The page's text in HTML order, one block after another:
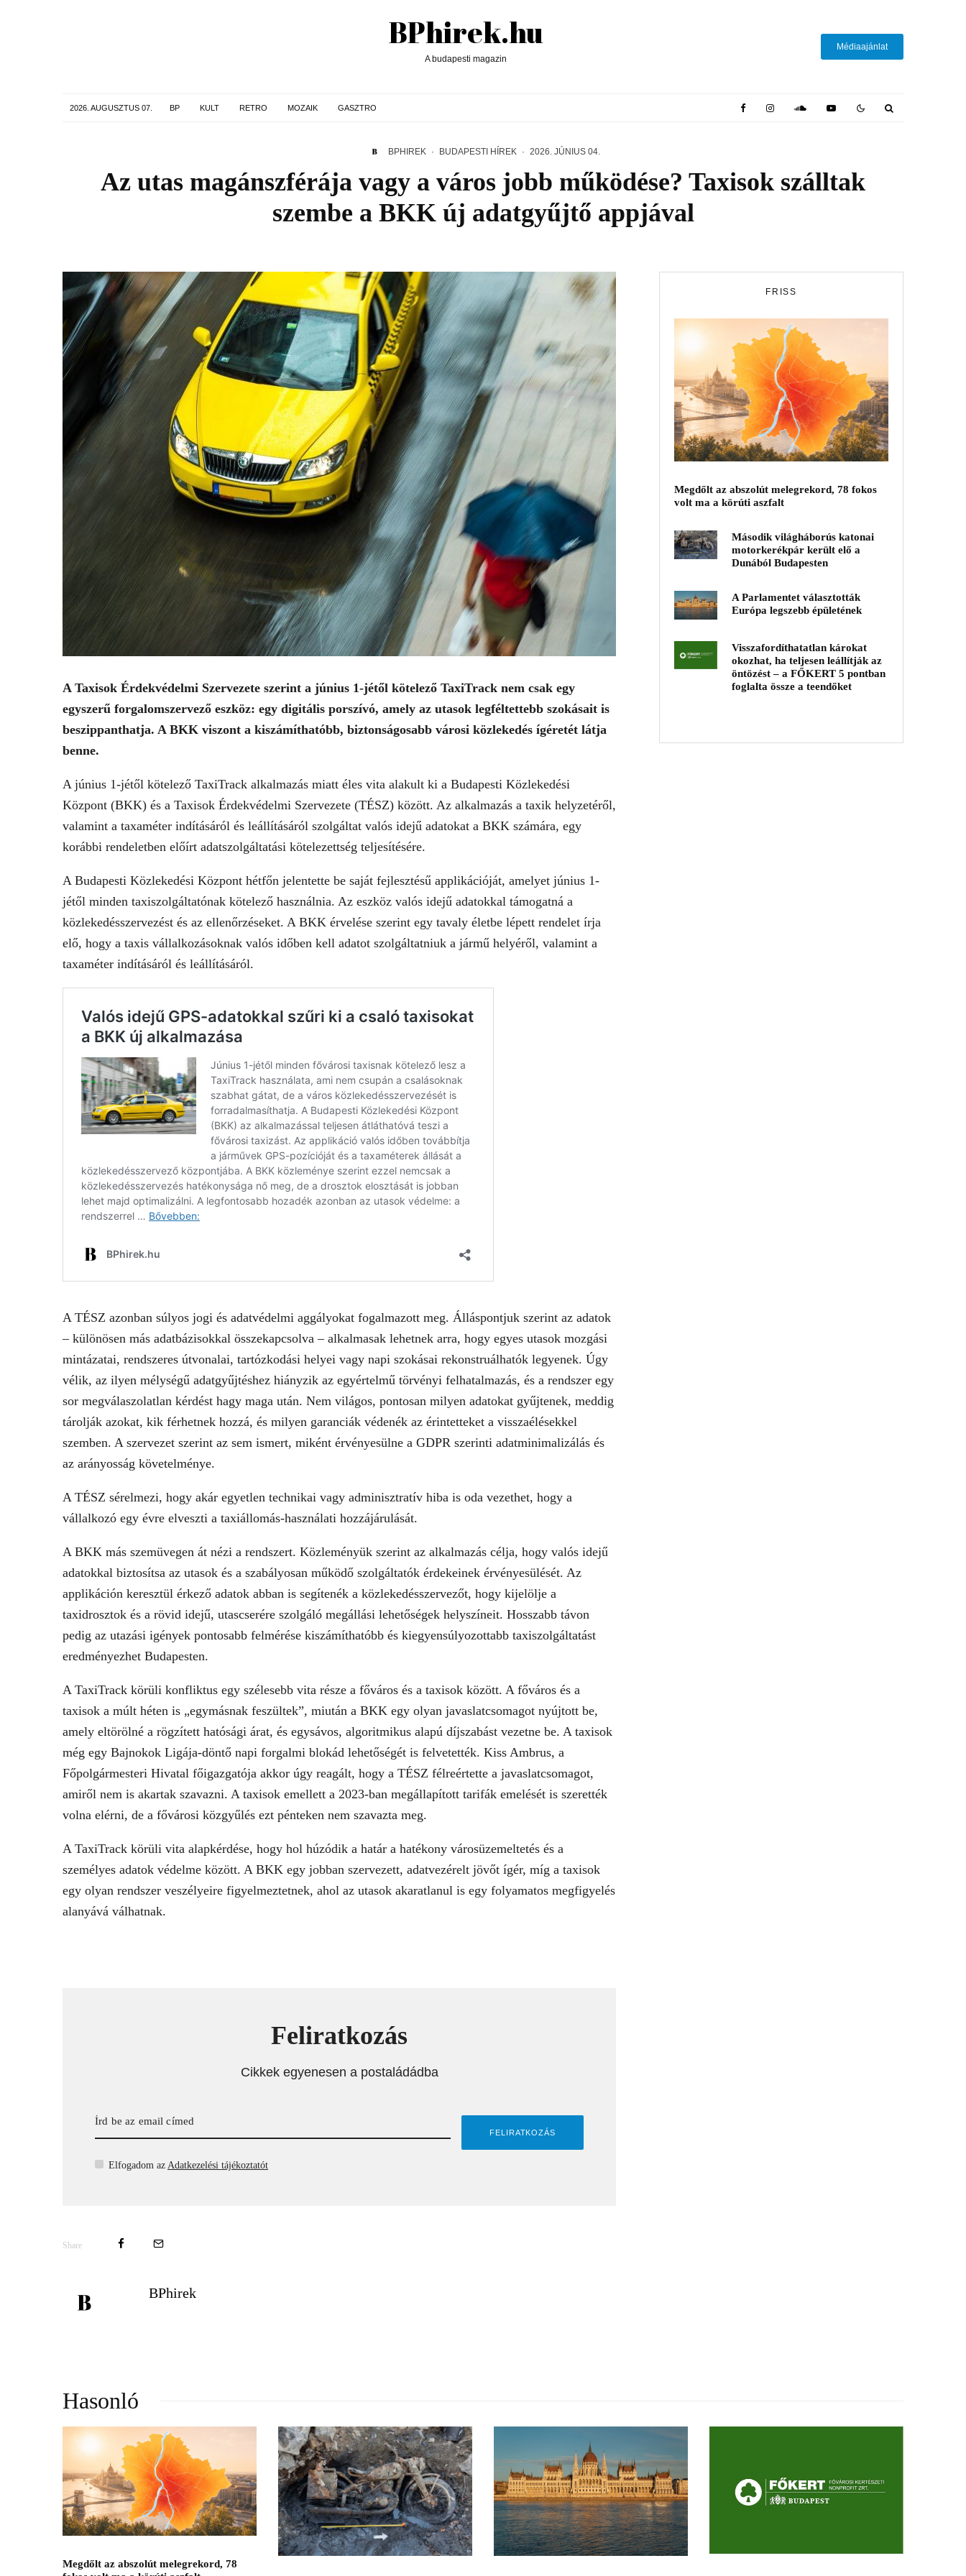
BPhirek.hu
A budapesti magazin
Médiaajánlat
2026. AUGUSZTUS 07. BP KULT RETRO MOZAIK GASZTRO
BPHIREK · BUDAPESTI HÍREK · 2026. JÚNIUS 04.
Az utas magánszférája vagy a város jobb működése? Taxisok szálltak
szembe a BKK új adatgyűjtő appjával
A Taxisok Érdekvédelmi Szervezete szerint a június 1-jétől kötelező TaxiTrack nem csak egy
egyszerű forgalomszervező eszköz: egy digitális porszívó, amely az utasok legféltettebb szokásait is
beszippanthatja. A BKK viszont a kiszámíthatóbb, biztonságosabb városi közlekedés ígéretét látja
benne.
A június 1-jétől kötelező TaxiTrack alkalmazás miatt éles vita alakult ki a Budapesti Közlekedési
Központ (BKK) és a Taxisok Érdekvédelmi Szervezete (TÉSZ) között. Az alkalmazás a taxik helyzetéről,
valamint a taxaméter indításáról és leállításáról szolgáltat valós idejű adatokat a BKK számára, egy
korábbi rendeletben előírt adatszolgáltatási kötelezettség teljesítésére.
A Budapesti Közlekedési Központ hétfőn jelentette be saját fejlesztésű applikációját, amelyet június 1-
jétől minden taxiszolgáltatónak kötelező használnia. Az eszköz valós idejű adatokkal támogatná a
közlekedésszervezést és az ellenőrzéseket. A BKK érvelése szerint egy tavaly életbe lépett rendelet írja
elő, hogy a taxis vállalkozásoknak valós időben kell adatot szolgáltatniuk a jármű helyéről, valamint a
taxaméter indításáról és leállításáról.
A TÉSZ azonban súlyos jogi és adatvédelmi aggályokat fogalmazott meg. Álláspontjuk szerint az adatok
– különösen más adatbázisokkal összekapcsolva – alkalmasak lehetnek arra, hogy egyes utasok mozgási
mintázatai, rendszeres útvonalai, tartózkodási helyei vagy napi szokásai rekonstruálhatók legyenek. Úgy
vélik, az ilyen mélységű adatgyűjtéshez hiányzik az egyértelmű törvényi felhatalmazás, és a rendszer egy
sor megválaszolatlan kérdést hagy maga után. Nem világos, pontosan milyen adatokat gyűjtenek, meddig
tárolják azokat, kik férhetnek hozzá, és milyen garanciák védenék az érintetteket a visszaélésekkel
szemben. A szervezet szerint az sem ismert, miként érvényesülne a GDPR szerinti adatminimalizálás és
az arányosság követelménye.
A TÉSZ sérelmezi, hogy akár egyetlen technikai vagy adminisztratív hiba is oda vezethet, hogy a
vállalkozó egy évre elveszti a taxiállomás-használati hozzájárulását.
A BKK más szemüvegen át nézi a rendszert. Közleményük szerint az alkalmazás célja, hogy valós idejű
adatokkal biztosítsa az utasok és a szabályosan működő szolgáltatók érdekeinek érvényesülését. Az
applikáción keresztül érkező adatok abban is segítenék a közlekedésszervezőt, hogy kijelölje a
taxidrosztok és a rövid idejű, utascserére szolgáló megállási lehetőségek helyszíneit. Hosszabb távon
pedig az utazási igények pontosabb felmérése kiszámíthatóbb és kiegyensúlyozottabb taxiszolgáltatást
eredményezhet Budapesten.
A TaxiTrack körüli konfliktus egy szélesebb vita része a főváros és a taxisok között. A főváros és a
taxisok a múlt héten is „egymásnak feszültek”, miután a BKK egy olyan javaslatcsomagot nyújtott be,
amely eltörölné a rögzített hatósági árat, és egysávos, algoritmikus alapú díjszabást vezetne be. A taxisok
még egy Bajnokok Ligája-döntő napi forgalmi blokád lehetőségét is felvetették. Kiss Ambrus, a
Főpolgármesteri Hivatal főigazgatója akkor úgy reagált, hogy a TÉSZ félreértette a javaslatcsomagot,
amiről nem is akartak szavazni. A taxisok emellett a 2023-ban megállapított tarifák emelését is szerették
volna elérni, de a fővárosi közgyűlés ezt pénteken nem szavazta meg.
A TaxiTrack körüli vita alapkérdése, hogy hol húzódik a határ a hatékony városüzemeltetés és a
személyes adatok védelme között. A BKK egy jobban szervezett, adatvezérelt jövőt ígér, míg a taxisok
egy olyan rendszer veszélyeire figyelmeztetnek, ahol az utasok akaratlanul is egy folyamatos megfigyelés
alanyává válhatnak.
Feliratkozás
Cikkek egyenesen a postaládádba
Elfogadom az Adatkezelési tájékoztatót
Share
BPhirek
FRISS
Megdőlt az abszolút melegrekord, 78 fokos
volt ma a körúti aszfalt
Második világháborús katonai
motorkerékpár került elő a
Dunából Budapesten
A Parlamentet választották
Európa legszebb épületének
Visszafordíthatatlan károkat
okozhat, ha teljesen leállítják az
öntözést – a FŐKERT 5 pontban
foglalta össze a teendőket
Hasonló
Megdőlt az abszolút melegrekord, 78